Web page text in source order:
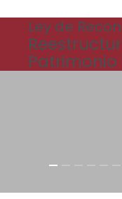
Ley de
Patrimonio